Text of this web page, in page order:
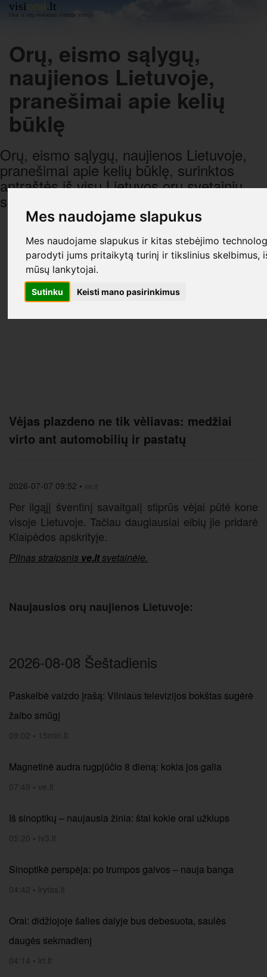
Mes naudojame slapukus
Mes naudojame slapukus ir kitas stebėjimo
parodyti jums pritaikytą turinį ir tikslinius skelbimus,
mūsų lankytojai.
Sutinku Keisti mano pasirinkimus
visiorai.lt
Orai ir orų svetainės vienoje vietoje
Orų, eismo sąlygų,
naujienos Lietuvoje,
pranešimai apie kelių
būklę
Orų, eismo sąlygų, naujienos Lietuvoje,
pranešimai apie kelių būklę, surinktos
antraštės iš visų Lietuvos orų svetainių,
sugrupuotos pagal datą ir laiką.
R E K L A M A
Vėjas plazdeno ne tik vėliavas: medžiai
virto ant automobilių ir pastatų
2026-07-07 09:52 • ve.lt
Per ilgąjį šventinį savaitgalį stiprūs vėjai pūtė kone
visoje Lietuvoje. Tačiau daugiausiai eibių jie pridarė
Klaipėdos apskrityje.
Pilnas straipsnis ve.ltsvetainėje.
Naujausios orų naujienos Lietuvoje:
2026-08-08 Šeštadienis
Paskelbė vaizdo įrašą: Vilniaus televizijos bokštas sugėrė
žaibo smūgį
09:02 • 15min.lt
Magnetinė audra rugpjūčio 8 dieną: kokia jos galia
07:49 • ve.lt
Iš sinoptikų – naujausia žinia: štai kokie orai užklups
05:20 • tv3.lt
Sinoptikė perspėja: po trumpos gaivos – nauja banga
04:42 • lrytas.lt
Orai: didžiojoje šalies dalyje bus debesuota, saulės
daugės sekmadienį
04:14 • lrt.lt